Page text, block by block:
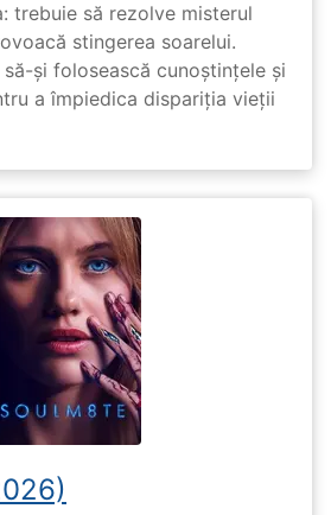
trebuie să rezolve misterul
stingerea soarelui.
și folosească cunoștințele și
a împiedica dispariția vieții